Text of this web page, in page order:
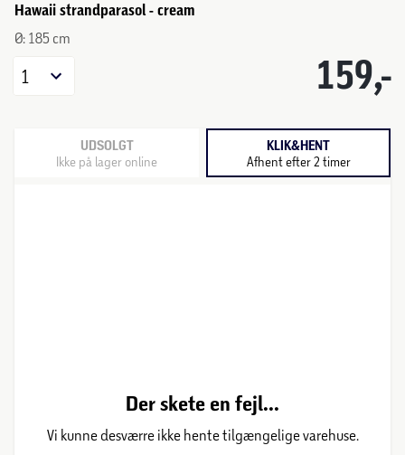
Hawaii strandparasol - cream
Ø: 185 cm
159,-
1
UDSOLGT
Ikke på lager online
KLIK&HENT
Afhent efter 2 timer
Der skete en fejl...
Vi kunne desværre ikke hente tilgængelige varehuse.